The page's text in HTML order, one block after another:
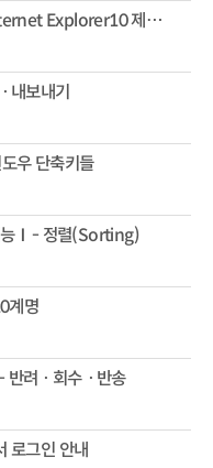
[2013년 6월] Windows7- Internet Explorer10 제거 방법
내보내기
우 단축키들
능Ⅰ- 정렬(Sorting)
계명
려ㆍ회수ㆍ반송
로그인 안내